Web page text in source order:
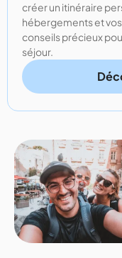
créer un itinéraire
hébergements et
conseils précieux
séjour.